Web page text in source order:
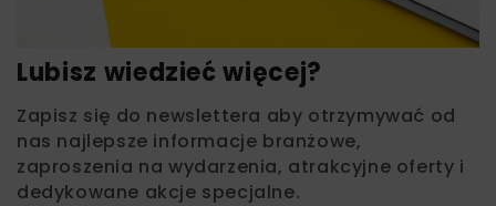
Lubisz wiedzieć więcej?
Zapisz się do newslettera aby otrzymywać od
nas najlepsze informacje branżowe,
zaproszenia na wydarzenia, atrakcyjne oferty i
dedykowane akcje specjalne.